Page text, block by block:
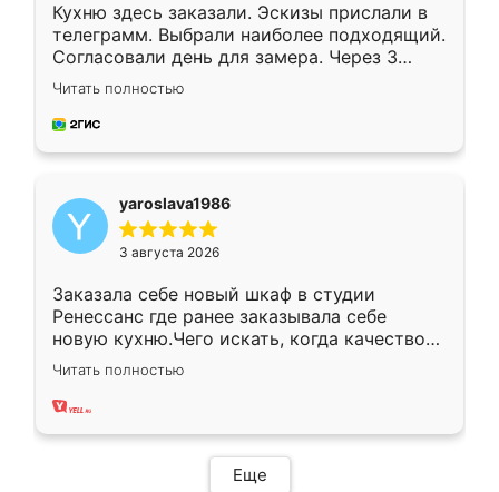
Кухню здесь заказали. Эскизы прислали в
телеграмм. Выбрали наиболее подходящий.
Согласовали день для замера. Через 3
недели кухня была уже готова. Остались
довольны работой. Спасибо Ренессанс
мебель за качественную работу!
Читать полностью
yaroslava1986
3 августа 2026
Заказала себе новый шкаф в студии
Ренессанс где ранее заказывала себе
новую кухню.Чего искать, когда качеством
вполне довольна. Служит кухня уже почти
два года, нареканий нет.
Читать полностью
Еще